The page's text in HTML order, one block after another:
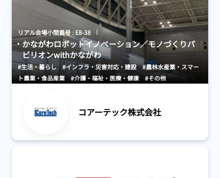
リアル会場小間番号 : E8-38
かながわロボットイノベーション／モノづくりパ
ビリオンwithかながわ
#生活・暮らし #インフラ・災害対応・建設
#農林水産業・スマー
ト農業・食品産業
#介護・福祉・医療・健康 #その他
コアーテック株式会社